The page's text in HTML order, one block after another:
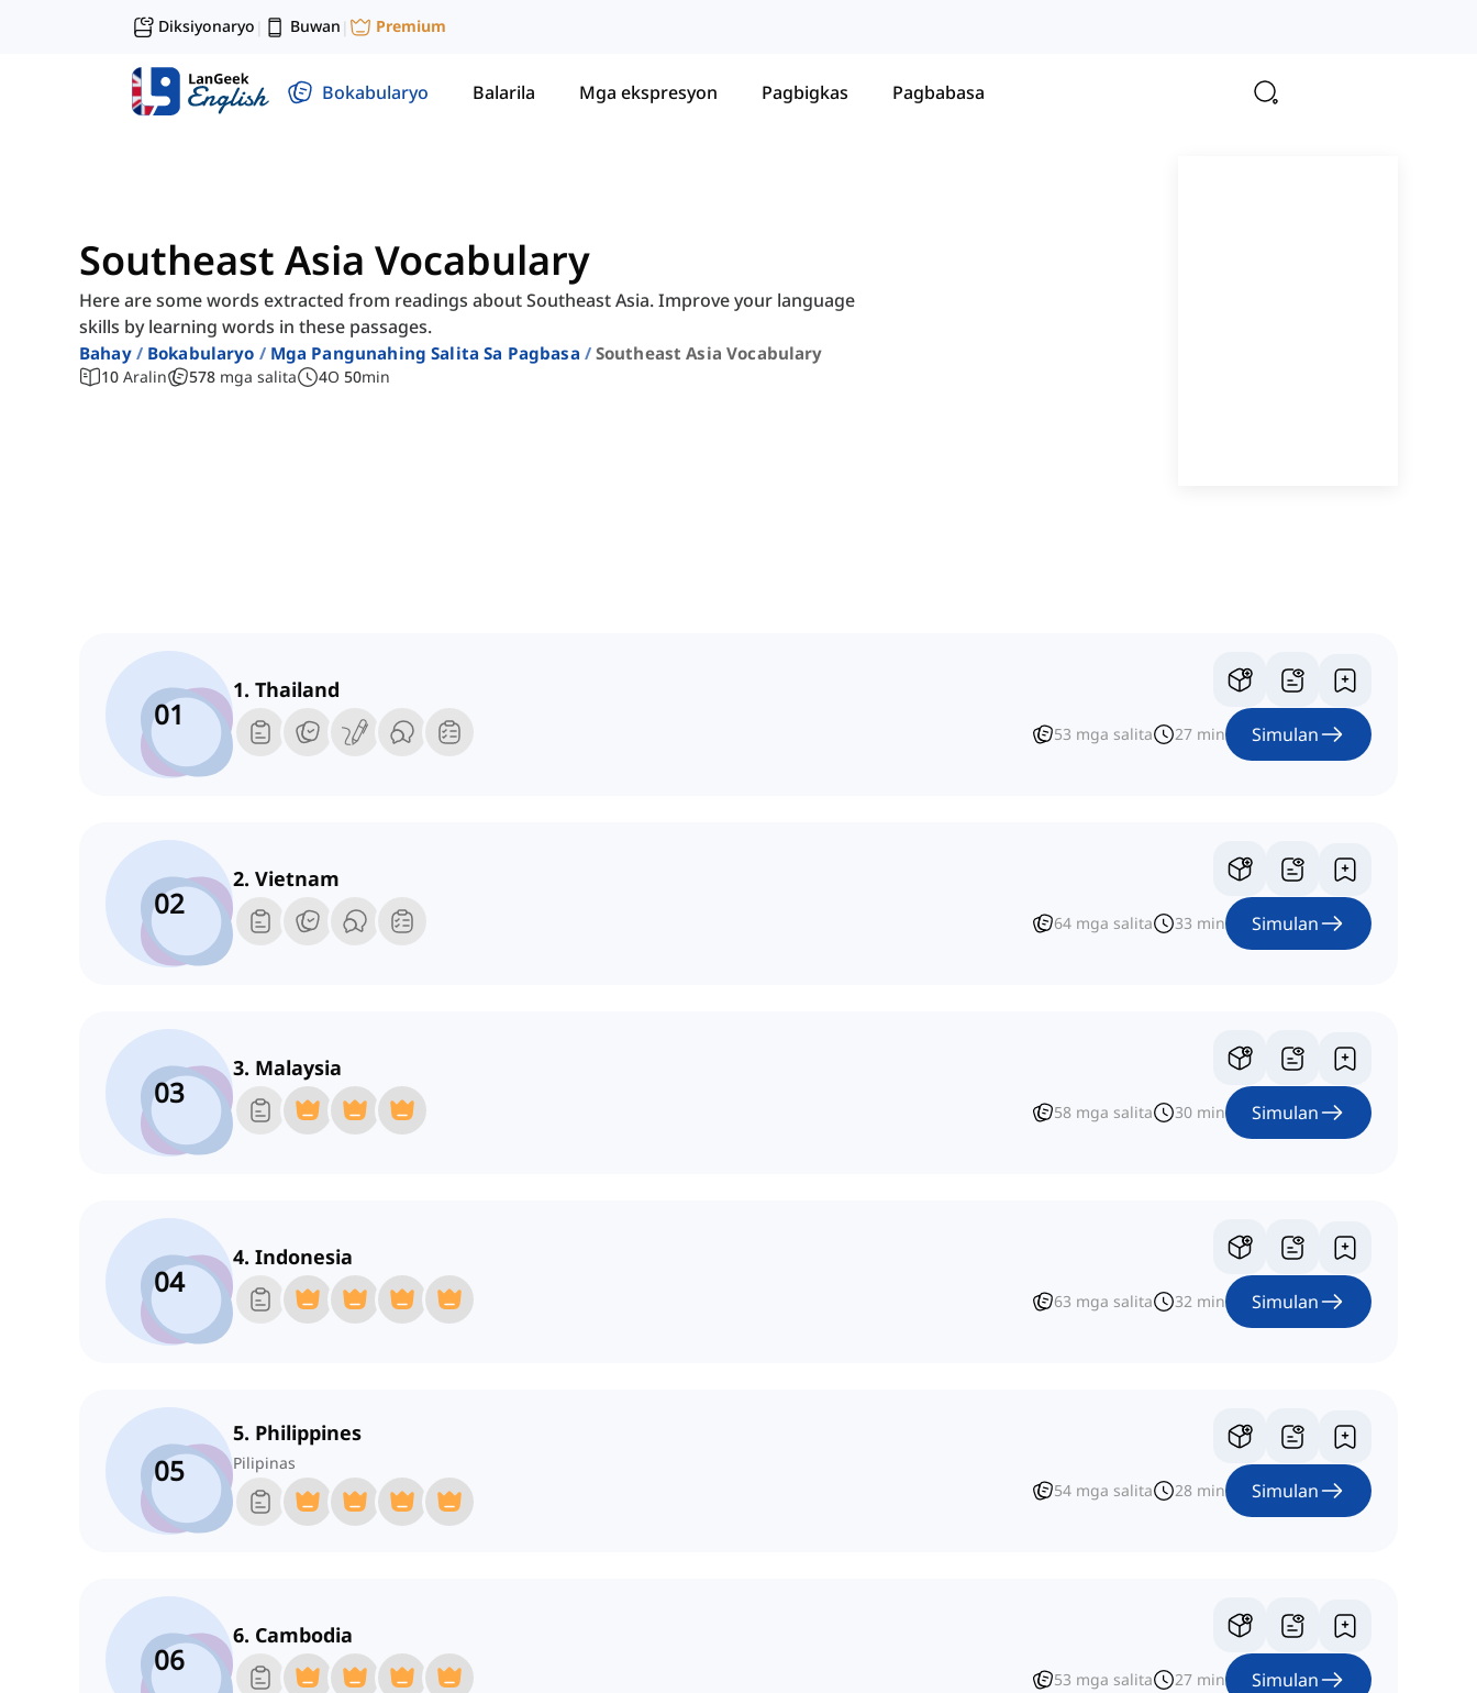
Diksiyonaryo | Buwan | Premium
Bokabularyo Balarila Mga ekspresyon Pagbigkas Pagbabasa
Southeast Asia Vocabulary
Here are some words extracted from readings about Southeast Asia. Improve your language
skills by learning words in these passages.
Bahay Bokabularyo Mga Pangunahing Salita Sa Pagbasa Southeast Asia Vocabulary
10 Aralin 578 mga salita 4O 50min
01
1. Thailand
53 mga salita 27 min Simulan
02
2. Vietnam
64 mga salita 33 min Simulan
03
3. Malaysia
58 mga salita 30 min Simulan
04
4. Indonesia
63 mga salita 32 min Simulan
05
5. Philippines
Pilipinas
54 mga salita 28 min Simulan
06
6. Cambodia
53 mga salita 27 min Simulan